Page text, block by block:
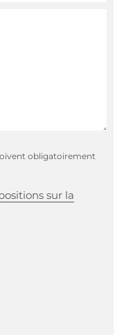
obligatoirement
sur la